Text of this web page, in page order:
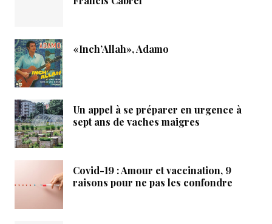
«Inch’Allah», Adamo
Un appel à se préparer en urgence à
sept ans de vaches maigres
Covid-19 : Amour et vaccination, 9
raisons pour ne pas les confondre